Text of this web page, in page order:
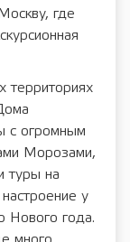
где
с огромным
Морозами,
туры на
у
Нового года.